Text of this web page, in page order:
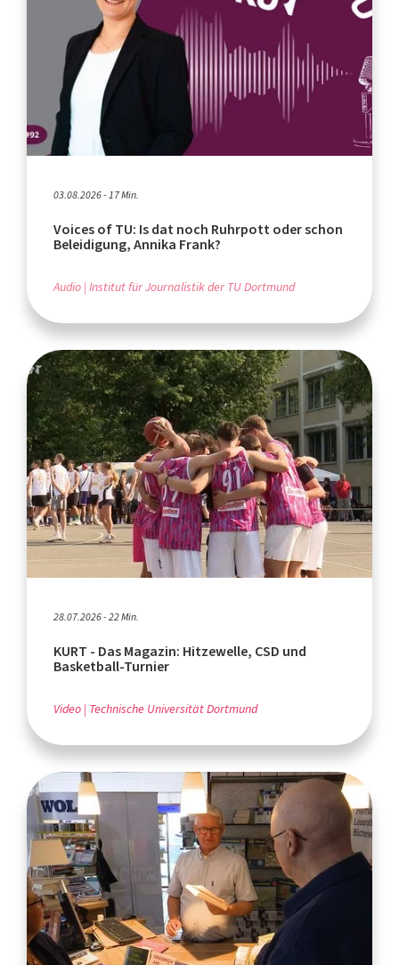
03.08.2026 - 17 Min.
Voices of TU: Is dat noch Ruhrpott oder schon
Beleidigung, Annika Frank?
Audio Institut für Journalistik der TU Dortmund
28.07.2026 - 22 Min.
KURT - Das Magazin: Hitzewelle, CSD und
Basketball-Turnier
Video Technische Universität Dortmund